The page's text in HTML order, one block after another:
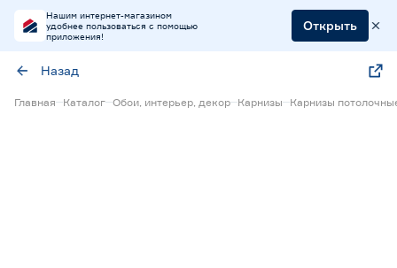
Нашим интернет-магазином
удобнее пользоваться с помощью
приложения!
Открыть
Назад
Главная Каталог Обои, интерьер, декор Карнизы Карнизы